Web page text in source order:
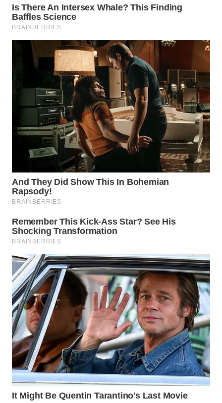
WN
MALUT
WN
DAIRI
WN
DANAU
TOBA
WN
NIAS
WN
LANGKAT
TAPANULI
SELATAN
WN
TANJUNG
LESUNG
WN
KARO
WN
SIMALUNGUN
WN
LABUHANBATU